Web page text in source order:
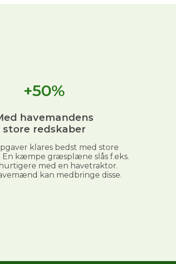
+50%
havemandens
store redskaber
klares bedst med store
En kæmpe græsplæne slås f.eks.
med en havetraktor.
kan medbringe disse.